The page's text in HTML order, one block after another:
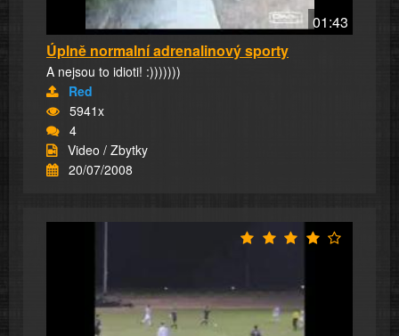
01:43
Úplně normalní adrenalinový sporty
A nejsou to idioti! :)))))))
Red
5941x
4
Video / Zbytky
20/07/2008